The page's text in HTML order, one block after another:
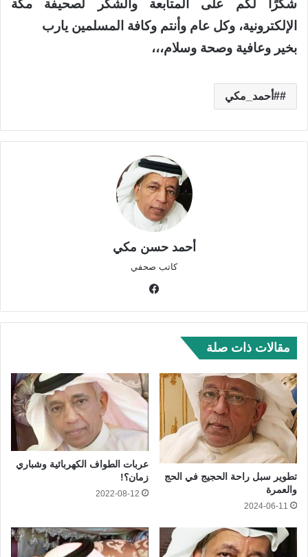
شكرًا لكم على المتابعة والشكر لصحيفة مكة
الإلكترونية، وكل عام وأنتم وكافة المسلمين يارب
بخير وعافية وصحة وسلام،،،
#أحمد_مكي
أحمد حسن مكي
كاتب صحفي
وك
مقالات ذات صلة
تطوير سبل راحة الحجيج في الحج
والعمرة
2024-06-11
عربات الطواف الكهربائية وشباري
زمان؟!
2022-08-12